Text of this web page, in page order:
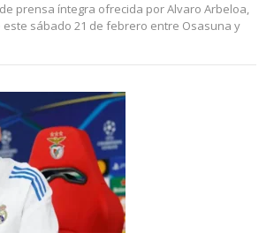
prensa íntegra ofrecida por Alvaro Arbeloa,
sábado 21 de febrero entre Osasuna y